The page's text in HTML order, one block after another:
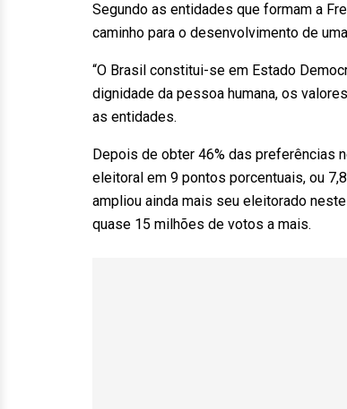
Segundo as entidades que formam a
caminho para o desenvolvimento de
“O Brasil constitui-se em Estado
dignidade da pessoa humana, os
as entidades.
Depois de obter 46% das preferências
eleitoral em 9 pontos porcentuais, ou
ampliou ainda mais seu eleitorado
quase 15 milhões de votos a mais.